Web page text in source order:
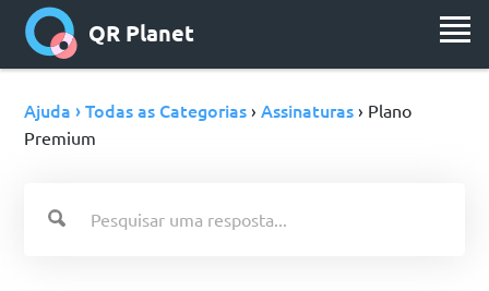
QR Planet
Ajuda › Todas as Categorias ›Assinaturas › Plano
Premium